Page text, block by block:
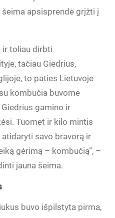
apsisprendė grįžti į
ir toliau dirbti
tačiau Giedrius,
to paties Lietuvoje
kombučia buvome
gamino ir
Tuomet ir kilo mintis
savo bravorą ir
gėrimą – kombučią“, –
jauna šeima.
buvo išpilstyta pirma,